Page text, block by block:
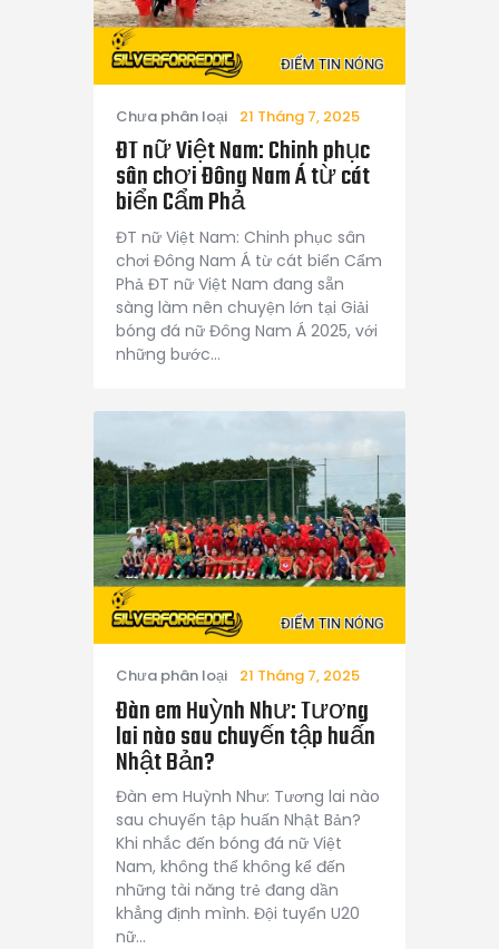
Chưa phân loại 21 Tháng 7, 2025
ĐT nữ Việt Nam: Chinh phục
sân chơi Đông Nam Á từ cát
biển Cẩm Phả
ĐT nữ Việt Nam: Chinh phục sân
chơi Đông Nam Á từ cát biển Cẩm
Phả ĐT nữ Việt Nam đang sẵn
sàng làm nên chuyện lớn tại Giải
bóng đá nữ Đông Nam Á 2025, với
những bước…
Chưa phân loại 21 Tháng 7, 2025
Đàn em Huỳnh Như: Tương
lai nào sau chuyến tập huấn
Nhật Bản?
Đàn em Huỳnh Như: Tương lai nào
sau chuyến tập huấn Nhật Bản?
Khi nhắc đến bóng đá nữ Việt
Nam, không thể không kể đến
những tài năng trẻ đang dần
khẳng định mình. Đội tuyển U20
nữ…